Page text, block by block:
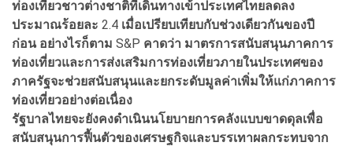
ท่องเที่ยวชาวต่างชาติที่เดินทางเข้าประเทศไทยลดลง
ประมาณร้อยละ 2.4 เมื่อเปรียบเทียบกับช่วงเดียวกันของปี
ก่อน อย่างไรก็ตาม S&P คาดว่า มาตรการสนับสนุนภาคการ
ท่องเที่ยวและการส่งเสริมการท่องเที่ยวภายในประเทศของ
ภาครัฐจะช่วยสนับสนุนและยกระดับมูลค่าเพิ่มให้แก่ภาคการ
ท่องเที่ยวอย่างต่อเนื่อง
รัฐบาลไทยจะยังคงดำเนินนโยบายการคลังแบบขาดดุลเพื่อ
สนับสนุนการฟื้นตัวของเศรษฐกิจและบรรเทาผลกระทบจาก